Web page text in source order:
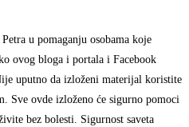
u pomaganju osobama koje
ovog bloga i portala i Facebook
uputno da izloženi materijal koristite
Sve ovde izloženo će sigurno pomoci
bez bolesti. Sigurnost saveta